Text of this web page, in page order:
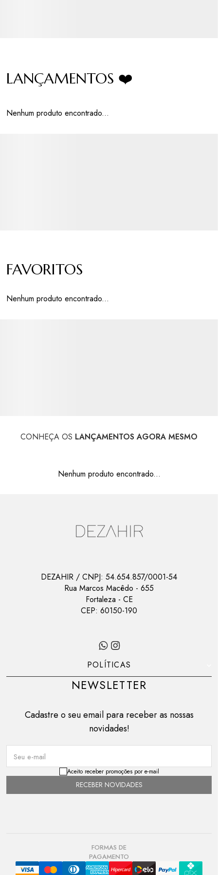
LANÇAMENTOS ❤️
Nenhum produto encontrado...
FAVORITOS
Nenhum produto encontrado...
CONHEÇA OS LANÇAMENTOS AGORA MESMO
Nenhum produto encontrado...
DEZAHIR / CNPJ: 54.654.857/0001-54
Rua Marcos Macêdo - 655
Fortaleza - CE
CEP: 60150-190
POLÍTICAS
NEWSLETTER
Cadastre o seu email para receber as nossas
novidades!
Seu e-mail
RECEBER NOVIDADES
Aceito receber promoções por e-mail
FORMAS DE
PAGAMENTO